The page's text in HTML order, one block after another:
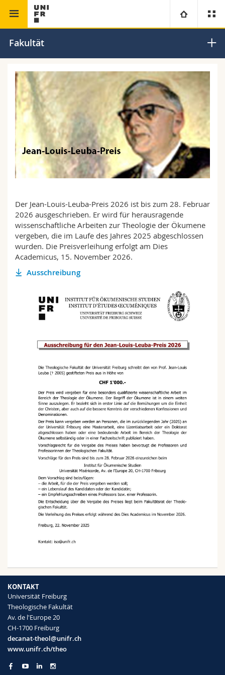
Universität
Campus
Forschung
Universität
Weiterbildung
Fakultäten
Theologische Fak.
Rechtswissenschaftliche Fak.
Wirtschafts- und Sozialwissenschaftliche Fak.
Philosophische Fak.
Fak. für Erziehungs- und Bildungswissenschaften
Math.-Nat. und Med. Fak.
Interfakultär
Informationen für
Studieninteressierte
Studierende
Medien
Forschende
Mitarbeitende
Doktorierende
Ressourcen
Personenverzeichnis
Ortsplan
Bibliotheken
Webmail
Vorlesungsverzeichnis
Fakultät
Der Jean-Louis-Leuba-Preis 2026 ist bis zum 28. Februar
2026 ausgeschrieben. Er wird für herausragende
wissenschaftliche Arbeiten zur Theologie der Ökumene
vergeben, die im Laufe des Jahres 2025 abgeschlossen
wurden. Die Preisverleihung erfolgt am Dies
Academicus, 15. November 2026.
Ausschreibung
KONTAKT
Universität Freiburg
Theologische Fakultät
Av. de l'Europe 20
CH-1700 Freiburg
decanat-theol@unifr.ch
www.unifr.ch/theo